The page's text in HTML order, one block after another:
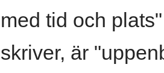
med tid och
skriver, är